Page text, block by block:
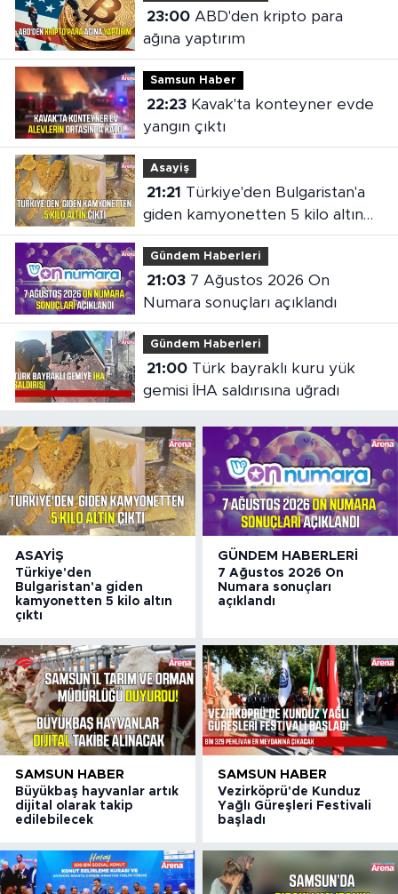
23:00ABD'den kripto para
ağına yaptırım
Samsun Haber
22:23Kavak'ta konteyner evde
yangın çıktı
Asayiş
21:21
giden kamyonetten 5 kilo altın
çıktı
Gündem Haberleri
21:037 Ağustos 2026 On
Numara sonuçları açıklandı
Gündem Haberleri
21:00Türk bayraklı kuru yük
gemisi İHA saldırısına uğradı
ASAYIŞ
Türkiye'den
Bulgaristan'a giden
kamyonetten 5 kilo altın
çıktı
GÜNDEM HABERLERI
7 Ağustos 2026 On
Numara sonuçları
açıklandı
SAMSUN HABER
Büyükbaş hayvanlar artık
dijital olarak takip
edilebilecek
SAMSUN HABER
Vezirköprü'de Kunduz
Yağlı Güreşleri Festivali
başladı